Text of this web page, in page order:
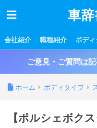
車
会社紹介 職種紹介 ボデ
ご意見・ご質問は
ホーム ボディタイプ
【ポルシェボク